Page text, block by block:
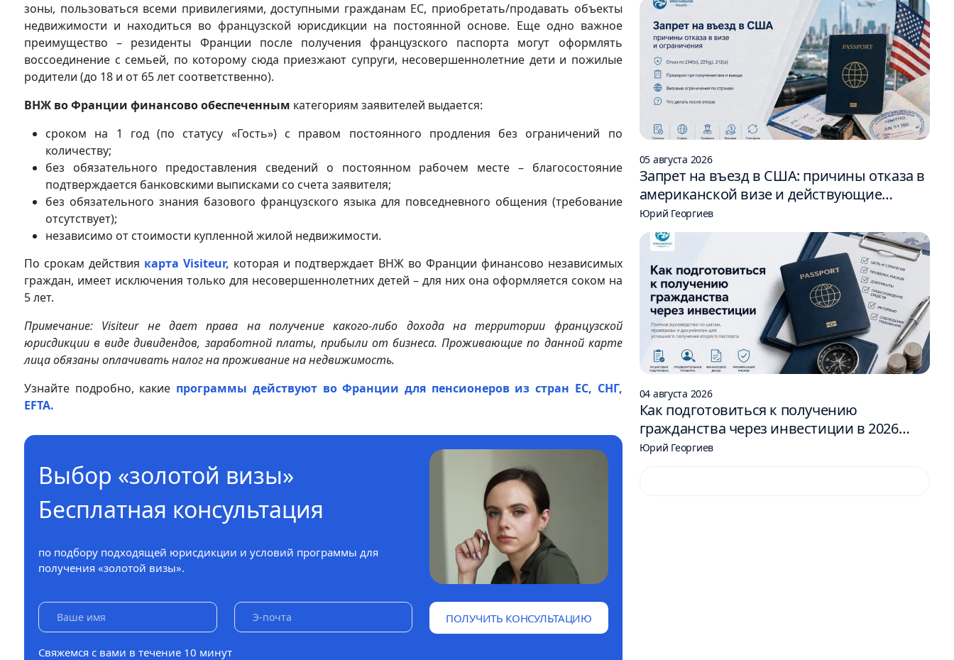
зоны, пользоваться всеми привилегиями, доступными гражданам ЕС, приобретать/продавать объекты
недвижимости и находиться во французской юрисдикции на постоянной основе. Еще одно важное
преимущество – резиденты Франции после получения французского паспорта могут оформлять
воссоединение с семьей, по которому сюда приезжают супруги, несовершеннолетние дети и пожилые
родители (до 18 и от 65 лет соответственно).
ВНЖ во Франции финансово обеспеченным категориям заявителей выдается:
сроком на 1 год (по статусу «Гость») с правом постоянного продления без ограничений по
количеству;
без обязательного предоставления сведений о постоянном рабочем месте – благосостояние
подтверждается банковскими выписками со счета заявителя;
без обязательного знания базового французского языка для повседневного общения (требование
отсутствует);
независимо от стоимости купленной жилой недвижимости.
По срокам действия карта Visiteur, которая и подтверждает ВНЖ во Франции финансово независимых
граждан, имеет исключения только для несовершеннолетних детей – для них она оформляется соком на
5 лет.
Примечание: Visiteur не дает права на получение какого-либо дохода на территории французской
юрисдикции в виде дивидендов, заработной платы, прибыли от бизнеса. Проживающие по данной карте
лица обязаны оплачивать налог на проживание на недвижимость.
Узнайте подробно, какие программы действуют во Франции для пенсионеров из стран ЕС, СНГ,
EFTA.
Выбор «золотой визы»
Бесплатная консультация
по подбору подходящей юрисдикции и условий программы для
получения «золотой визы».
ПОЛУЧИТЬ КОНСУЛЬТАЦИЮ
Свяжемся с вами в течение 10 минут
05 августа 2026
Запрет на въезд в США: причины отказа в
американской визе и действующие
ограничения
Юрий Георгиев
04 августа 2026
Как подготовиться к получению
гражданства через инвестиции в 2026
году: 6 шагов
Юрий Георгиев